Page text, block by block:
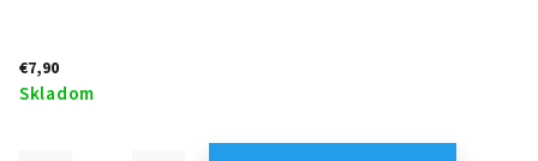
€7,90
Skladom